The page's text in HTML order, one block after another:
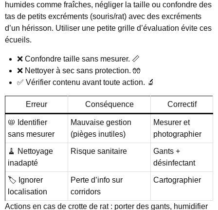
humides comme fraîches, négliger la taille ou confondre des
tas de petits excréments (souris/rat) avec des excréments
d’un hérisson. Utiliser une petite grille d’évaluation évite ces
écueils.
❌ Confondre taille sans mesurer. 📏
❌ Nettoyer à sec sans protection. 🧤
✅ Vérifier contenu avant toute action. 🔬
Erreur Conséquence Correctif
📛 Identifier
sans mesurer
Mauvaise gestion
(pièges inutiles)
Mesurer et
photographier
🧹 Nettoyage
inadapté
Risque sanitaire
Gants +
désinfectant
🏷️ Ignorer
localisation
Perte d’info sur
corridors
Cartographier
Actions en cas de crotte de rat : porter des gants, humidifier